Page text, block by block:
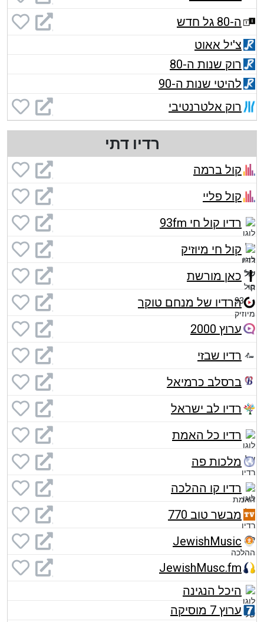
ה-80 גל חדש
צ'יל אאוט
רוק שנות ה-80
להיטי שנות ה-90
רוק אלטרנטיבי
רדיו דתי
קול ברמה
קול פליי
רדיו קול חי 93fm
קול חי מיוזיק
כאן מורשת
הרדיו של מנחם טוקר
ערוץ 2000
רדיו שבזי
ברסלב כרמיאל
רדיו לב ישראל
רדיו כל האמת
מלכות פה
רדיו קו ההלכה
מבשר טוב 770
JewishMusic
JewishMusc.fm
היכל הנגינה
ערוץ 7 מוסיקה